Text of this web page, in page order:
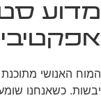
מדוע
המוח האנושי
יבשות. כשאנחנו